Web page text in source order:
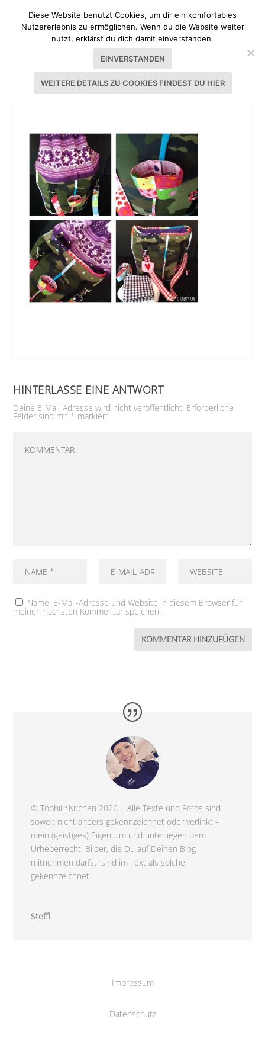
TASCHENSPIELER MARKTTASCHE
HINTERLASSE EINE ANTWORT
Deine E-Mail-Adresse wird nicht veröffentlicht. Erforderliche
Felder sind mit * markiert
Name, E-Mail-Adresse und Website in diesem Browser für
meinen nächsten Kommentar speichern.
© Tophill*Kitchen 2026 | Alle Texte und Fotos sind –
soweit nicht anders gekennzeichnet oder verlinkt –
mein (geistiges) Eigentum und unterliegen dem
Urheberrecht. Bilder, die Du auf Deinen Blog
mitnehmen darfst, sind im Text als solche
gekennzeichnet.
Steffi
Impressum
Datenschutz
Diese Website benutzt Cookies, um dir ein komfortables
Nutzererlebnis zu ermöglichen. Wenn du die Website weiter
nutzt, erklärst du dich damit einverstanden.
EINVERSTANDEN
WEITERE DETAILS ZU COOKIES FINDEST DU HIER